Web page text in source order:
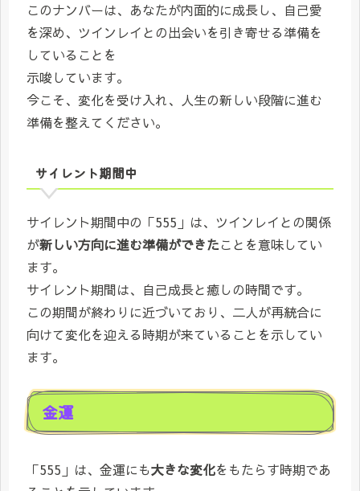
このナンバーは、あなたが内面的に成長し、自己愛
を深め、ツインレイとの出会いを引き寄せる準備を
していることを
示唆しています。
今こそ、変化を受け入れ、人生の新しい段階に進む
準備を整えてください。
サイレント期間中
サイレント期間中の「555」は、ツインレイとの関係
が新しい方向に進む準備ができたことを意味してい
ます。
サイレント期間は、自己成長と癒しの時間です。
この期間が終わりに近づいており、二人が再統合に
向けて変化を迎える時期が来ていることを示してい
ます。
金運
「555」は、金運にも大きな変化をもたらす時期であ